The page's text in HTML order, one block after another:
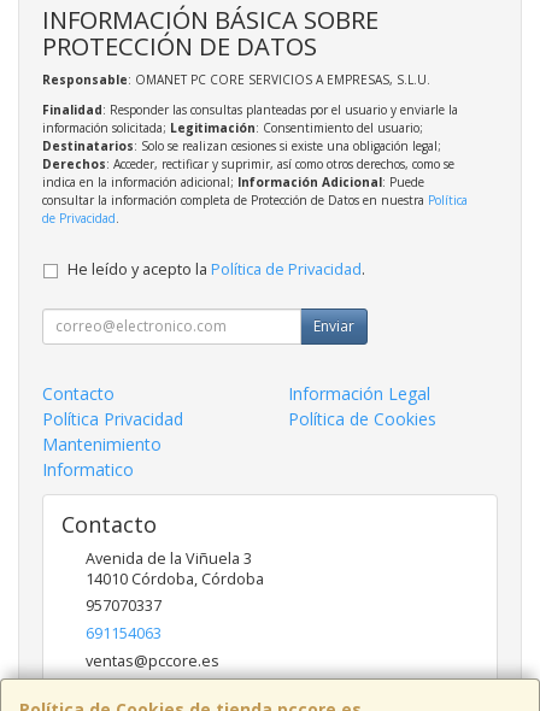
INFORMACIÓN BÁSICA SOBRE
PROTECCIÓN DE DATOS
Responsable: OMANET PC CORE SERVICIOS A EMPRESAS, S.L.U.
Finalidad: Responder las consultas planteadas por el usuario y enviarle la
información solicitada; Legitimación: Consentimiento del usuario;
Destinatarios: Solo se realizan cesiones si existe una obligación legal;
Derechos: Acceder, rectificar y suprimir, así como otros derechos, como se
indica en la información adicional; Información Adicional: Puede
consultar la información completa de Protección de Datos en nuestra Política
de Privacidad
He leído y acepto la Política de Privacidad.
Enviar
Contacto
Información Legal
Política Privacidad
Política de Cookies
Mantenimiento
Informatico
Contacto
Avenida de la Viñuela 3
14010 Córdoba, Córdoba
957070337
691154063
ventas@pccore.es